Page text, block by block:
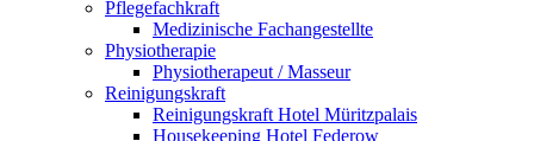
Pflegefachkraft
Medizinische Fachangestellte
Physiotherapie
Physiotherapeut / Masseur
Reinigungskraft
Reinigungskraft Hotel Müritzpalais
Housekeeping Hotel Federow